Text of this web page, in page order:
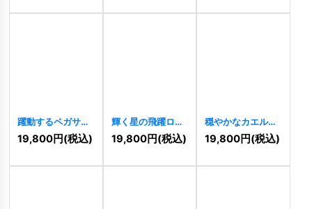
躍動するペガサス
の情熱ロゴ
10432]
19,800円(税込)
輝く星の飛躍ロゴ
[10423]
19,800円(税込)
穏やかなカエルの
自然派ロゴ
10401 ]
19,800円(税込)